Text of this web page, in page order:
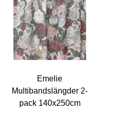
Emelie
Multibandslängder 2-
pack 140x250cm